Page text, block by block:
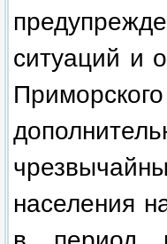
ситуаций и
населения